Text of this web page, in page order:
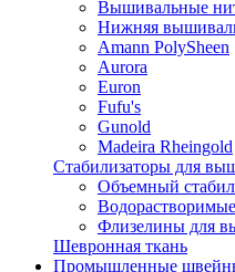
Вышивальные
Нижняя
Amann PolySheen
Aurora
Euron
Fufu's
Gunold
Madeira Rheingold
Стабилизаторы для
Объемный
Флизелины для
Шевронная ткань
Промышленные